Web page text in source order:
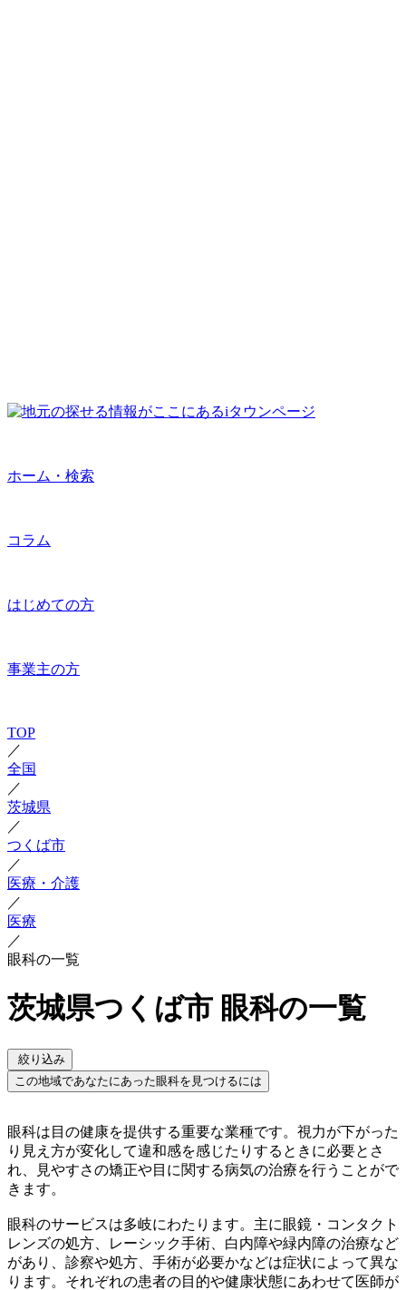
ホーム・検索
コラム
はじめての方
事業主の方
TOP
／
全国
／
茨城県
／
つくば市
／
医療・介護
／
医療
／
眼科の一覧
茨城県つくば市 眼科の一覧
絞り込み
この地域であなたにあった眼科を見つけるには
眼科は目の健康を提供する重要な業種です。視力が下がった
り見え方が変化して違和感を感じたりするときに必要とさ
れ、見やすさの矯正や目に関する病気の治療を行うことがで
きます。
眼科のサービスは多岐にわたります。主に眼鏡・コンタクト
レンズの処方、レーシック手術、白内障や緑内障の治療など
があり、診察や処方、手術が必要かなどは症状によって異な
ります。それぞれの患者の目的や健康状態にあわせて医師が